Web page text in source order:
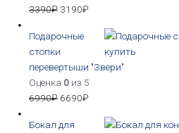
3390₽ 3190₽
Подарочные
стопки
перевертыши "Звери"
Оценка 0 из 5
6990₽ 6690₽
Бокал для